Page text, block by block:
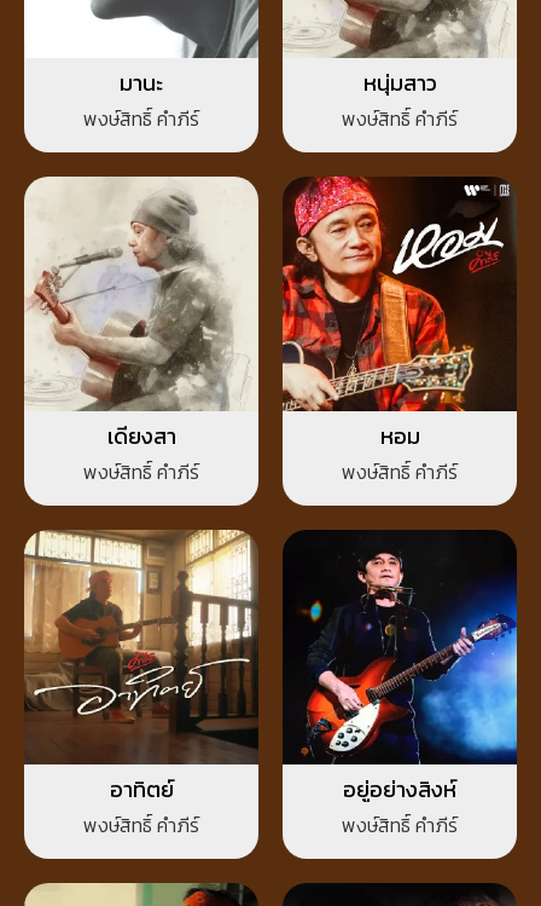
มานะ
พงษ์สิทธิ์ คำภีร์
หนุ่มสาว
พงษ์สิทธิ์ คำภีร์
เดียงสา
พงษ์สิทธิ์ คำภีร์
หอม
พงษ์สิทธิ์ คำภีร์
อาทิตย์
พงษ์สิทธิ์ คำภีร์
อยู่อย่างสิงห์
พงษ์สิทธิ์ คำภีร์